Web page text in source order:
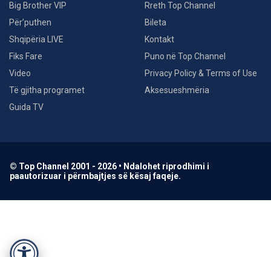
Big Brother VIP
Për’puthen
Shqipëria LIVE
Fiks Fare
Video
Të gjitha programet
Guida TV
Rreth Top Channel
Bileta
Kontakt
Puno në Top Channel
Privacy Policy & Terms of Use
Aksesueshmëria
© Top Channel 2001 - 2026 • Ndalohet riprodhimi i
paautorizuar i përmbajtjes së kësaj faqeje.